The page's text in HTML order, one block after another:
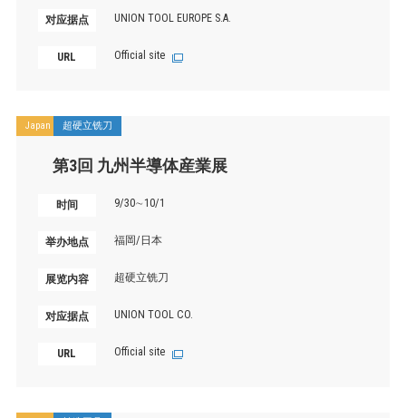
对应据点 UNION TOOL EUROPE S.A.
URL Official site
Japan 超硬立铣刀
第3回 九州半導体産業展
时间 9/30∼10/1
举办地点 福岡/日本
展览内容 超硬立铣刀
对应据点 UNION TOOL CO.
URL Official site